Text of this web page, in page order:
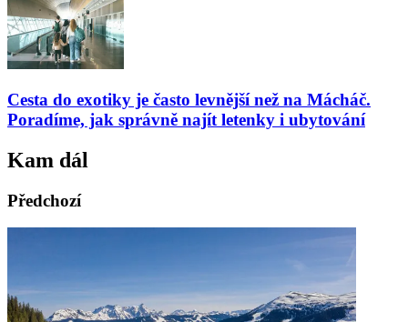
Cesta do exotiky je často levnější než na Mácháč.
Poradíme, jak správně najít letenky i ubytování
Kam dál
Předchozí